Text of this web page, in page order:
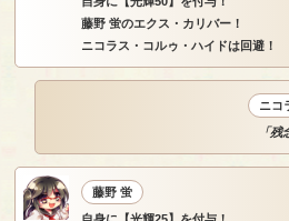
藤野 蛍のエクス・カリバー！
ニコラス・コルゥ・ハイドは回避！
ニコ
「
藤野 蛍